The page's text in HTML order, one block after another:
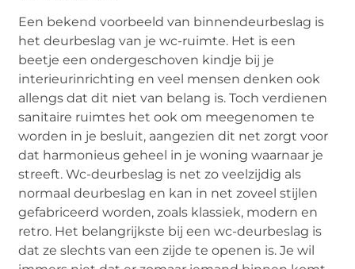
Een bekend voorbeeld van binnendeurbeslag is
het deurbeslag van je wc-ruimte. Het is een
beetje een ondergeschoven kindje bij je
interieurinrichting en veel mensen denken ook
allengs dat dit niet van belang is. Toch verdienen
sanitaire ruimtes het ook om meegenomen te
worden in je besluit, aangezien dit net zorgt voor
dat harmonieus geheel in je woning waarnaar je
streeft. Wc-deurbeslag is net zo veelzijdig als
normaal deurbeslag en kan in net zoveel stijlen
gefabriceerd worden, zoals klassiek, modern en
retro. Het belangrijkste bij een wc-deurbeslag is
dat ze slechts van een zijde te openen is. Je wil